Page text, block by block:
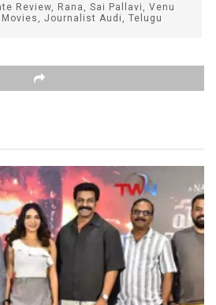
Review, Rana, Sai Pallavi, Venu
Journalist Audi, Telugu